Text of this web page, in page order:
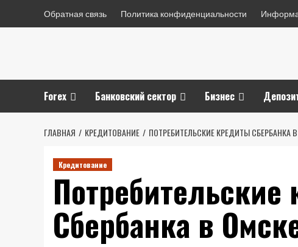
Обратная связь Политика конфиденциальности
Forex Банковский сектор Бизнес
ГЛАВНАЯ КРЕДИТОВАНИЕ ПОТРЕБИТЕЛЬСКИЕ КРЕДИТЫ СБЕРБАНКА
Кредитование
Сбербанка в